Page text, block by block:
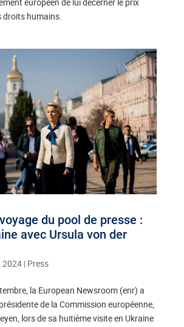
droits humains.
du pool de presse :
avec Ursula von der
2024| Press
la European Newsroom (enr) a
de la Commission européenne,
lors de sa huitième visite en Ukraine